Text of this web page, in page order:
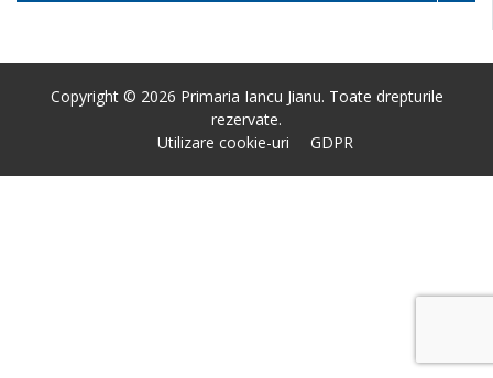
Copyright © 2026 Primaria Iancu Jianu. Toate drepturile
rezervate.
Utilizare cookie-uri
GDPR